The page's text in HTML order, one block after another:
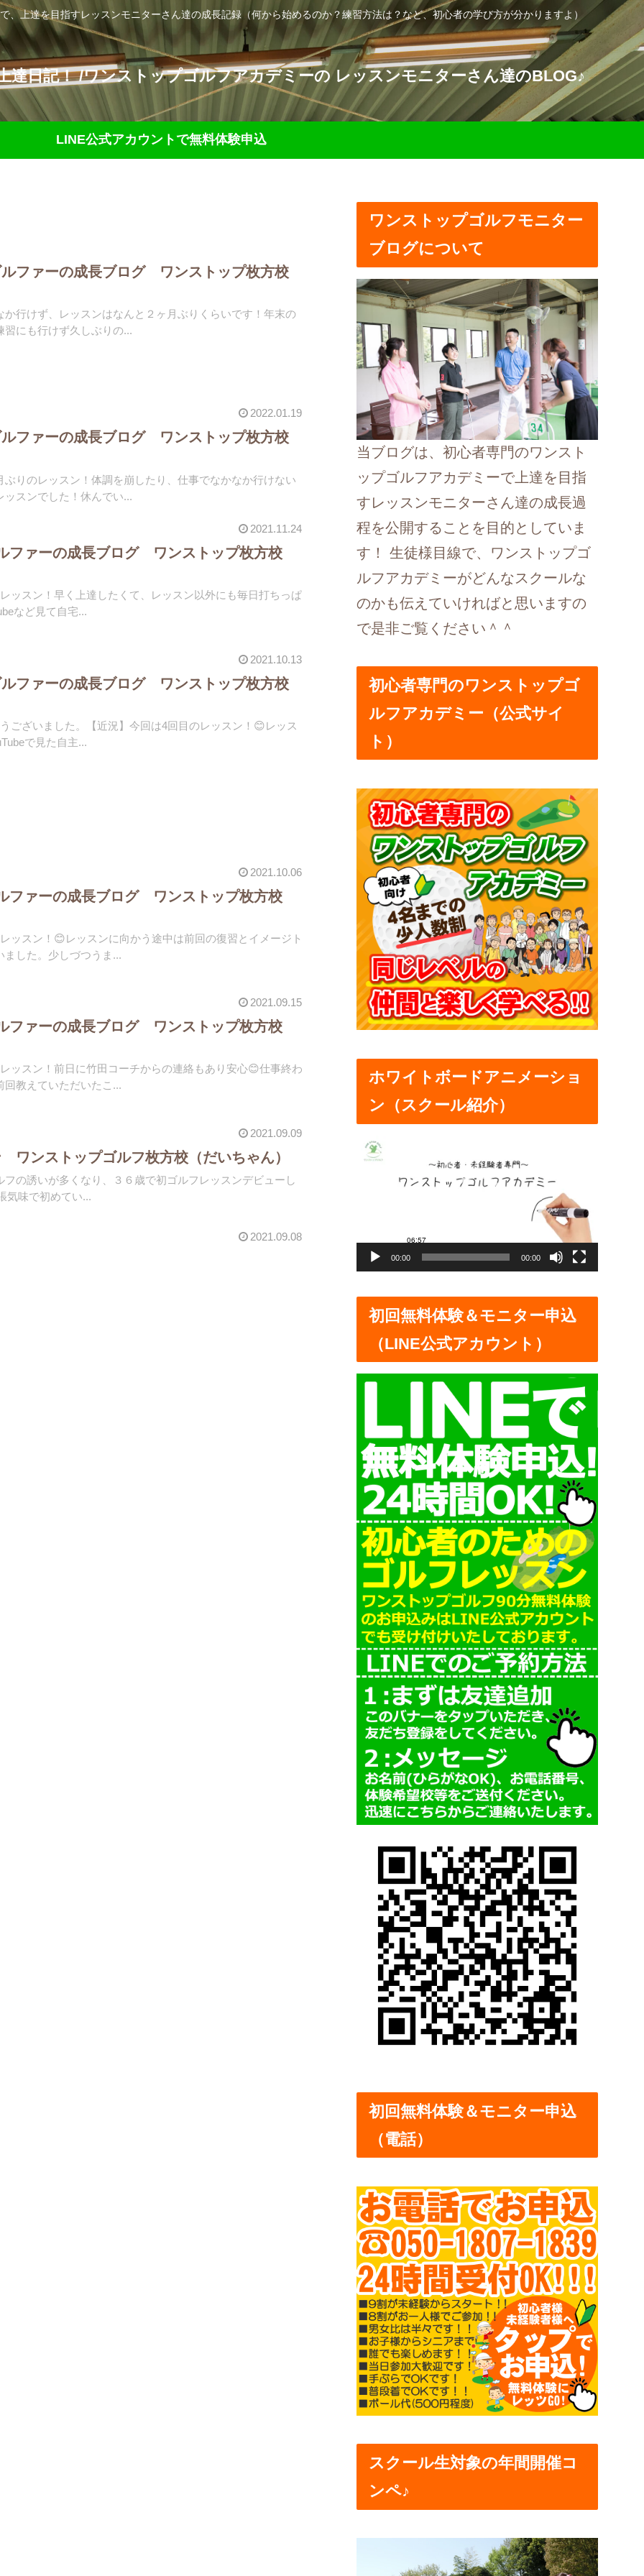
上達を目指すレッスンモニターさん達の成長記録（何から始めるのか？練習方法は？など、初心者の学び方が分かりますよ）
達日記！ /ワンストップゴルフアカデミーの レッスンモニターさん達のBLOG♪
LINE公式アカウントで無料体験申込
ファーの成長ブログ ワンストップ枚方校
か行けず、レッスンはなんと２ヶ月ぶりくらいです！年末の
にも行けず久しぶりの...
2022.01.19
ファーの成長ブログ ワンストップ枚方校
ぶりのレッスン！体調を崩したり、仕事でなかなか行けない
ッスンでした！休んでい...
2021.11.24
ァーの成長ブログ ワンストップ枚方校
ッスン！早く上達したくて、レッスン以外にも毎日打ちっぱ
など見て自宅...
2021.10.13
ファーの成長ブログ ワンストップ枚方校
ございました。【近況】今回は4回目のレッスン！😊レッス
で見た自主...
2021.10.06
ァーの成長ブログ ワンストップ枚方校
ッスン！😊レッスンに向かう途中は前回の復習とイメージト
ました。少しづつうま...
2021.09.15
ァーの成長ブログ ワンストップ枚方校
ッスン！前日に竹田コーチからの連絡もあり安心😊仕事終わ
回教えていただいたこ...
2021.09.09
ワンストップゴルフ枚方校（だいちゃん）
フの誘いが多くなり、３６歳で初ゴルフレッスンデビューし
気味で初めてい...
2021.09.08
ワンストップゴルフモニター
ブログについて
当ブログは、初心者専門のワンスト
ップゴルフアカデミーで上達を目指
すレッスンモニターさん達の成長過
程を公開することを目的としていま
す！ 生徒様目線で、ワンストップゴ
ルフアカデミーがどんなスクールな
のかも伝えていければと思いますの
で是非ご覧ください＾＾
初心者専門のワンストップゴ
ルフアカデミー（公式サイ
ト）
ホワイトボードアニメーショ
ン（スクール紹介）
動
ー
ヤ
ー
00:00 00:00
初回無料体験＆モニター申込
（LINE公式アカウント）
初回無料体験＆モニター申込
（電話）
スクール生対象の年間開催コ
ンペ♪